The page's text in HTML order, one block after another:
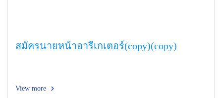
สมัครนายหน้าอารีเกเตอร์(copy)(copy)
View more